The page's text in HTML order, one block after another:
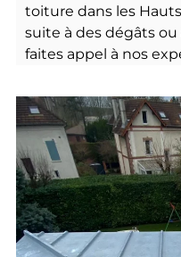
toiture dans les
suite à des dégâts ou
faites appel à nos